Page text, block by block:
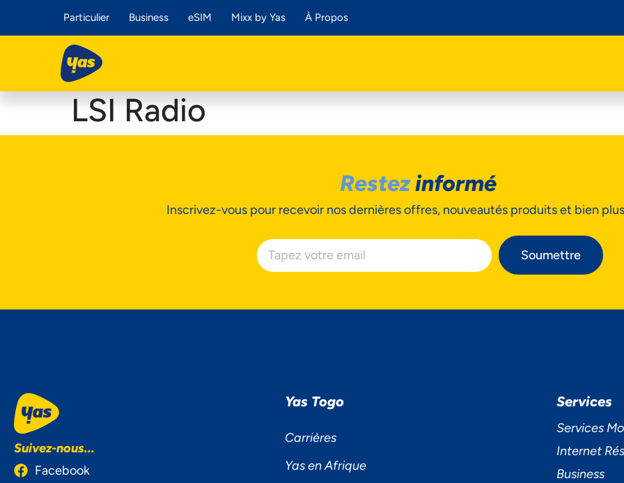
Particulier Business eSIM Mixx by Yas À Propos
LSI Radio
Restezinformé
Inscrivez-vous pour recevoir nos dernières offres, nouveautés produits et bien
Soumettre
Suivez-nous...
Facebook
Yas Togo
Carrières
Yas en Afrique
Services
Services
Internet
Business